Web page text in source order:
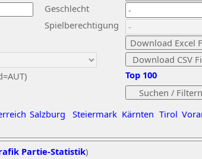
Geschlecht
Spielberechtigung
Salzburg Steiermark Kärnten Tirol
Top 100
Partie-Statistik)